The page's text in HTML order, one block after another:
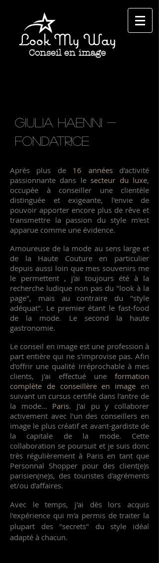
Look My Way
Conseil en image
Giulia Haenni -
Fondatrice
Après plus de 16 annéesd'activité
passionnante dans le secteur du luxe,
occupée à conseiller une clientèle
distinguée et exigeante, l'envie de
pouvoir apporter encore plus de rêve et
transmettre la passion du style m'est
apparue comme une évidence.
Amoureuse de la mode au sens large et
de la Haute Couture en particulier
depuis aussi loin que mes souvenirs me
le permettent , j'ai toujours été à la
recherche ludique non pas du "look à la
page", mais au contraire du "style
adéquat". Le premier étant le fast-food
de la mode. Le second la haute
gastronomie.
Le conseil en image est une profession à
part entière qui ne s'improvise pas. Afin
d'offrir une qualité irréprochable à mes
clients, j'ai effectué une formation
complète de conseillère en image en
suivant un cursus certifié dans l'antre de
la mode... Paris. J'ai pu y collaborer
activement avec l'un des conseillers en
image le plus créatif et avant-gardiste de
la capitale de la mode. Cette
collaboration se poursuit et je suis donc
très régulièrement à Paris en tant que
Personnal Shopper pour des client(e)s
parisien(ne)s, des touristes d'agréments
et/ou d'affaires.
Avec le temps, j'ai dès lors acquis
l'expérience qui m'a permis de traiter la
plupart des "secrets" du style idéal
adapté à chacun.